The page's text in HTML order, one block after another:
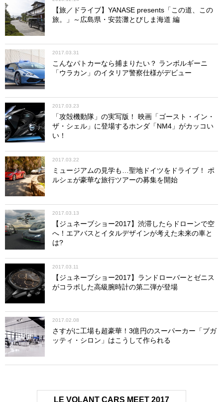
【旅／ドライブ】YANASE presents「この道、この
旅。」～広島県・安芸灘とびしま海道 編
2017.03.31
こんなパトカーなら捕まりたい？ ランボルギーニ
「ウラカン」のイタリア警察仕様がデビュー
2017.03.23
「攻殻機動隊」の実写版！ 映画「ゴースト・イン・
ザ・シェル」に登場するホンダ「NM4」がカッコい
い！
2017.03.22
ミュージアムの見学も…聖地ドイツをドライブ！ ポ
ルシェが豪華な旅行ツアーの募集を開始
2017.03.13
【ジュネーブショー2017】渋滞したらドローンで空
へ！エアバスとイタルデザインが考えた未来の車と
は?
2017.03.11
【ジュネーブショー2017】ランドローバーとゼニス
がコラボした高級腕時計の第二弾が登場
2017.02.08
さすがに工場も超豪華！3億円のスーパーカー「ブガ
ッティ・シロン」はこうして作られる
LE VOLANT CARS MEET 2017